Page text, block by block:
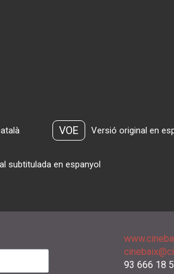
VOE Versió original en
subtitulada en espanyol
93 666 18